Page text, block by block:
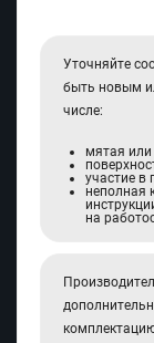
Уточняйте
быть новым
числе:
мятая или
участие в
неполная
на